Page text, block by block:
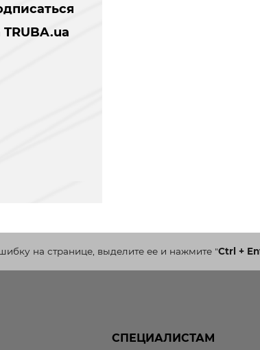
TRUBA.ua
на странице, выделите ее и нажмите"Ctrl +
СПЕЦИАЛИСТАМ